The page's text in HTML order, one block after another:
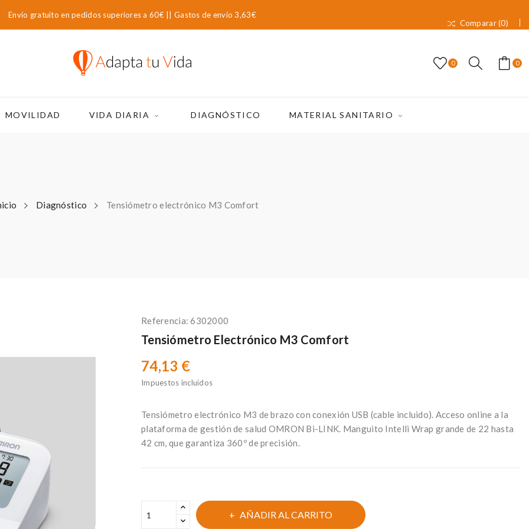
Envío gratuito en pedidos superiores a 60€ || Gastos de envío 3,63€
Comparar (0)
0
0
MOVILIDAD VIDA DIARIA DIAGNÓSTICO MATERIAL SANITARIO
Diagnóstico Tensiómetro electrónico M3 Comfort
Referencia: 6302000
Tensiómetro Electrónico M3 Comfort
74,13 €
Impuestos incluidos
Tensiómetro electrónico M3 de brazo con conexión USB (cable incluido). Acceso online a la
plataforma de gestión de salud OMRON Bi-LINK. Manguito Intelli Wrap grande de 22 hasta
42 cm, que garantiza 360º de precisión.
AÑADIR AL CARRITO